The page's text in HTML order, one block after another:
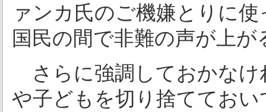
ァンカ氏のご機嫌とりに
国民の間で非難の声が上
さらに強調しておかなけ
や子どもを切り捨ててお